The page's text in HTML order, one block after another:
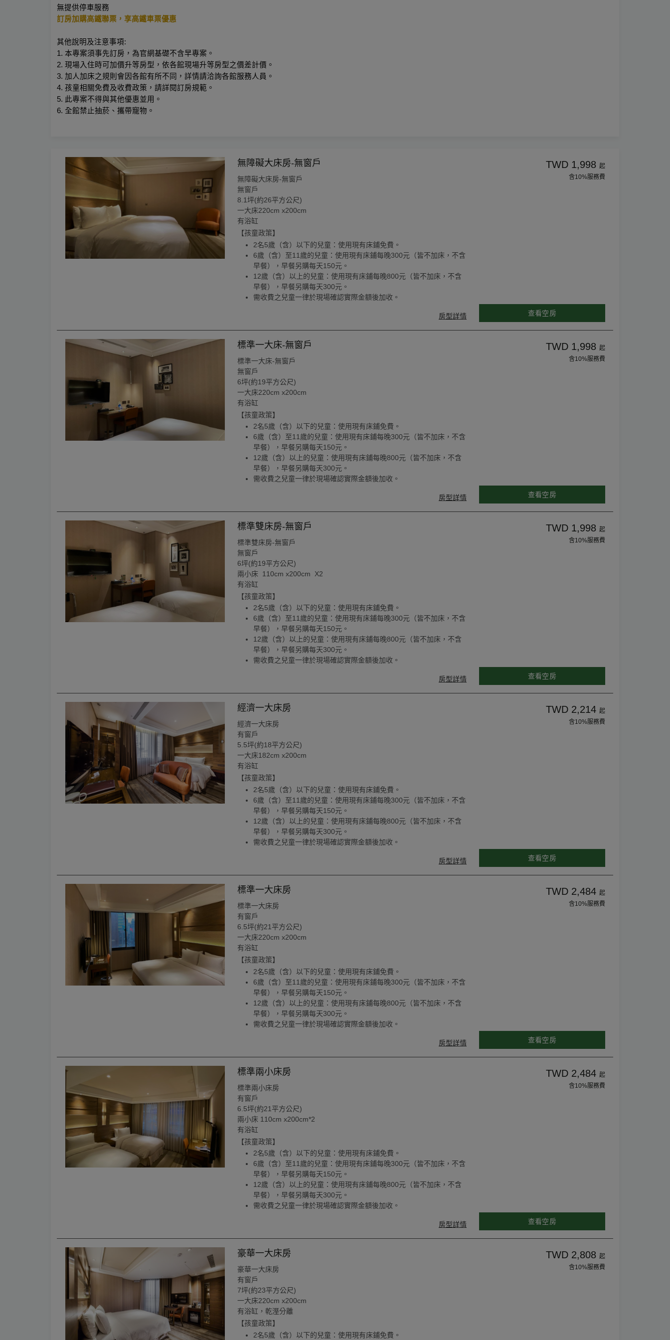
無提供停車服務
訂房加購高鐵聯票，享高鐵車票優惠
其他說明及注意事項:
1. 本專案須事先訂房，為官網基礎不含早專案。
2. 現場入住時可加價升等房型，依各館現場升等房型之價差計價。
3. 加人加床之規則會因各館有所不同，詳情請洽詢各館服務人員。
4. 孩童相關免費及收費政策，請詳閱訂房規範。
5. 此專案不得與其他優惠並用。
6. 全館禁止抽菸、攜帶寵物。
無障礙大床房-無窗戶
無障礙大床房-無窗戶
無窗戶
8.1坪(約26平方公尺)
一大床220cm x200cm
有浴缸
【孩童政策】
2名5歲（含）以下的兒童：使用現有床鋪免費。
6歲（含）至11歲的兒童：使用現有床鋪每晚300元（皆不加床，不含
早餐），早餐另購每天150元。
12歲（含）以上的兒童：使用現有床鋪每晚800元（皆不加床，不含
早餐），早餐另購每天300元。
需收費之兒童一律於現場確認實際金額後加收。
房型詳情
TWD 1,998 起
含10%服務費
查看空房
標準一大床-無窗戶
標準一大床-無窗戶
無窗戶
6坪(約19平方公尺)
一大床220cm x200cm
有浴缸
【孩童政策】
2名5歲（含）以下的兒童：使用現有床鋪免費。
6歲（含）至11歲的兒童：使用現有床鋪每晚300元（皆不加床，不含
早餐），早餐另購每天150元。
12歲（含）以上的兒童：使用現有床鋪每晚800元（皆不加床，不含
早餐），早餐另購每天300元。
需收費之兒童一律於現場確認實際金額後加收。
房型詳情
TWD 1,998 起
含10%服務費
查看空房
標準雙床房-無窗戶
標準雙床房-無窗戶
無窗戶
6坪(約19平方公尺)
兩小床 110cm x200cm X2
有浴缸
【孩童政策】
2名5歲（含）以下的兒童：使用現有床鋪免費。
6歲（含）至11歲的兒童：使用現有床鋪每晚300元（皆不加床，不含
早餐），早餐另購每天150元。
12歲（含）以上的兒童：使用現有床鋪每晚800元（皆不加床，不含
早餐），早餐另購每天300元。
需收費之兒童一律於現場確認實際金額後加收。
房型詳情
TWD 1,998 起
含10%服務費
查看空房
經濟一大床房
經濟一大床房
有窗戶
5.5坪(約18平方公尺)
一大床182cm x200cm
有浴缸
【孩童政策】
2名5歲（含）以下的兒童：使用現有床鋪免費。
6歲（含）至11歲的兒童：使用現有床鋪每晚300元（皆不加床，不含
早餐），早餐另購每天150元。
12歲（含）以上的兒童：使用現有床鋪每晚800元（皆不加床，不含
早餐），早餐另購每天300元。
需收費之兒童一律於現場確認實際金額後加收。
房型詳情
TWD 2,214 起
含10%服務費
查看空房
標準一大床房
標準一大床房
有窗戶
6.5坪(約21平方公尺)
一大床220cm x200cm
有浴缸
【孩童政策】
2名5歲（含）以下的兒童：使用現有床鋪免費。
6歲（含）至11歲的兒童：使用現有床鋪每晚300元（皆不加床，不含
早餐），早餐另購每天150元。
12歲（含）以上的兒童：使用現有床鋪每晚800元（皆不加床，不含
早餐），早餐另購每天300元。
需收費之兒童一律於現場確認實際金額後加收。
房型詳情
TWD 2,484 起
含10%服務費
查看空房
標準兩小床房
標準兩小床房
有窗戶
6.5坪(約21平方公尺)
兩小床 110cm x200cm*2
有浴缸
【孩童政策】
2名5歲（含）以下的兒童：使用現有床鋪免費。
6歲（含）至11歲的兒童：使用現有床鋪每晚300元（皆不加床，不含
早餐），早餐另購每天150元。
12歲（含）以上的兒童：使用現有床鋪每晚800元（皆不加床，不含
早餐），早餐另購每天300元。
需收費之兒童一律於現場確認實際金額後加收。
房型詳情
TWD 2,484 起
含10%服務費
查看空房
豪華一大床房
豪華一大床房
有窗戶
7坪(約23平方公尺)
一大床220cm x200cm
有浴缸，乾溼分離
【孩童政策】
2名5歲（含）以下的兒童：使用現有床鋪免費。
TWD 2,808 起
含10%服務費